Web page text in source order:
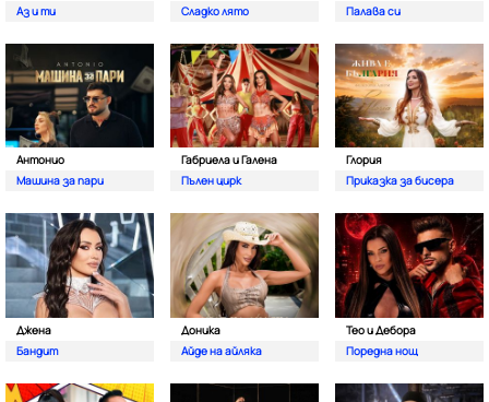
Аз и ти
Сладко лято
Палава си
Антонио
Машина за пари
Габриела и Галена
Пълен цирк
Глория
Приказка за бисера
Джена
Бандит
Доника
Айде на айляка
Тео и Дебора
Поредна нощ